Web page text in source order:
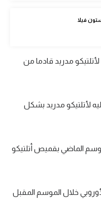
فيلا
قد انضم لأتلتيكو مدريد قادما من
لأتلتيكو مدريد بشكل
خلال الموسم الماضي بقميص أتلتيكو
خلال الموسم المقبل